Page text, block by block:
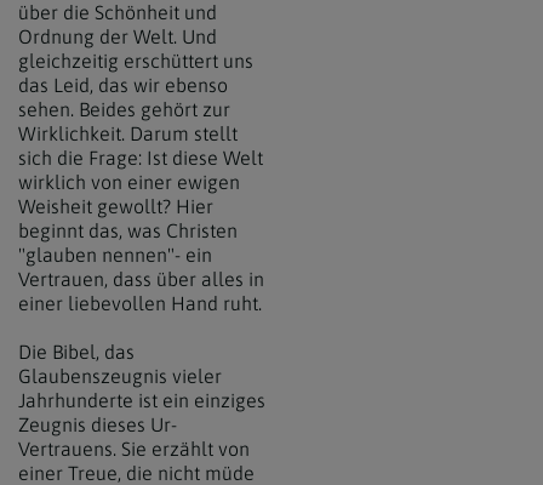
über die Schönheit und
Ordnung der Welt. Und
gleichzeitig erschüttert uns
das Leid, das wir ebenso
sehen. Beides gehört zur
Wirklichkeit. Darum stellt
sich die Frage: Ist diese Welt
wirklich von einer ewigen
Weisheit gewollt? Hier
beginnt das, was Christen
"glauben nennen"- ein
Vertrauen, dass über alles in
einer liebevollen Hand ruht.
Die Bibel, das
Glaubenszeugnis vieler
Jahrhunderte ist ein einziges
Zeugnis dieses Ur-
Vertrauens. Sie erzählt von
einer Treue, die nicht müde